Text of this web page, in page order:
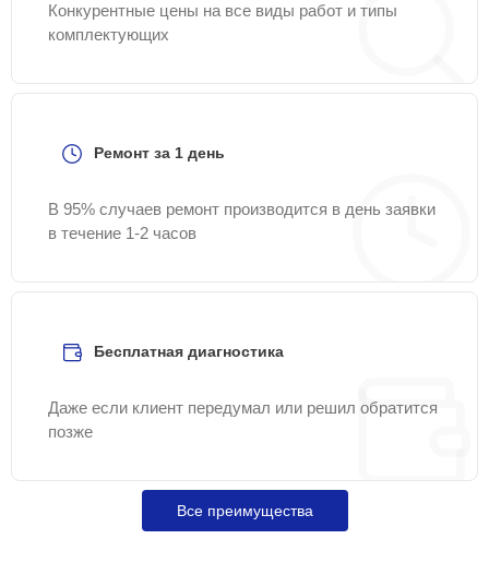
Конкурентные цены на все виды работ и типы
комплектующих
Ремонт за 1 день
В 95% случаев ремонт производится в день заявки
в течение 1-2 часов
Бесплатная диагностика
Даже если клиент передумал или решил обратится
позже
Все преимущества